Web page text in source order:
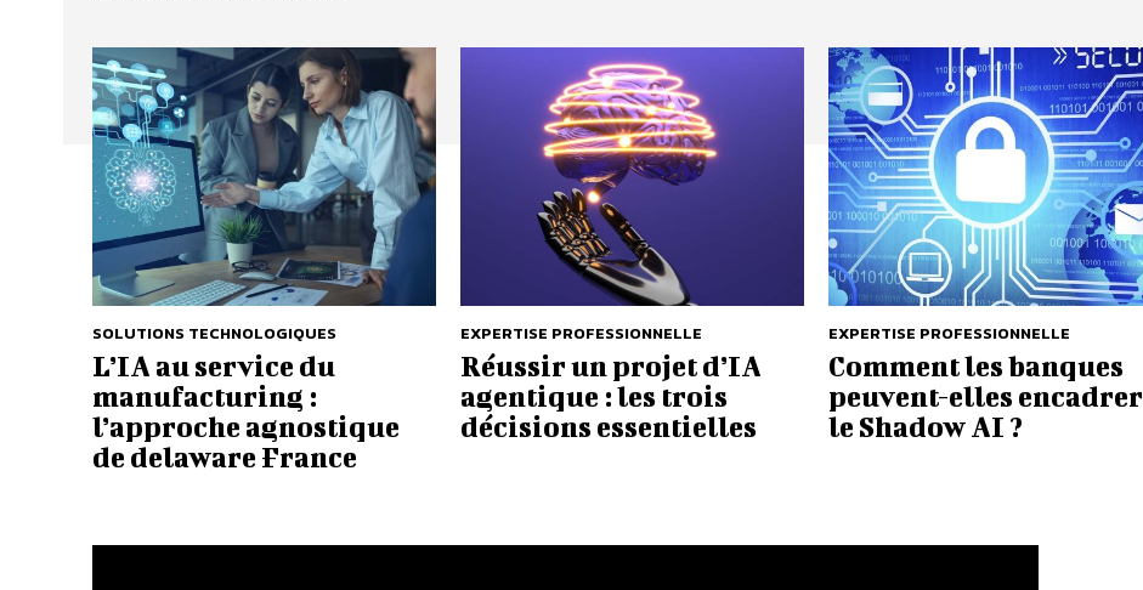
SOLUTIONS TECHNOLOGIQUES
L’IA au service du
manufacturing :
l’approche agnostique
de delaware France
EXPERTISE PROFESSIONNELLE
Réussir un projet d’IA
agentique : les trois
décisions essentielles
EXPERTISE PROFESSIONNELLE
Comment les banques
peuvent-elles encadrer
le Shadow AI ?